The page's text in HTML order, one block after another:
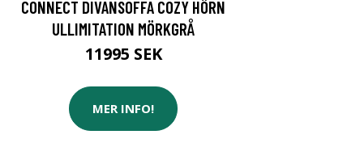
CONNECT DIVANSOFFA COZY HÖRN
ULLIMITATION MÖRKGRÅ
11995 SEK
MER INFO!